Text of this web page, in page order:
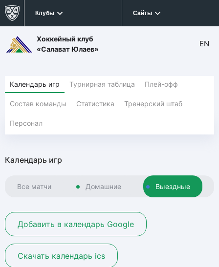
Клубы Сайты
Хоккейный клуб
«Салават Юлаев»
EN
Календарь игр Турнирная таблица Плей-офф
Состав команды Статистика Тренерский штаб
Персонал
Календарь игр
Все матчи Домашние Выездные
Добавить в календарь Google
Скачать календарь ics